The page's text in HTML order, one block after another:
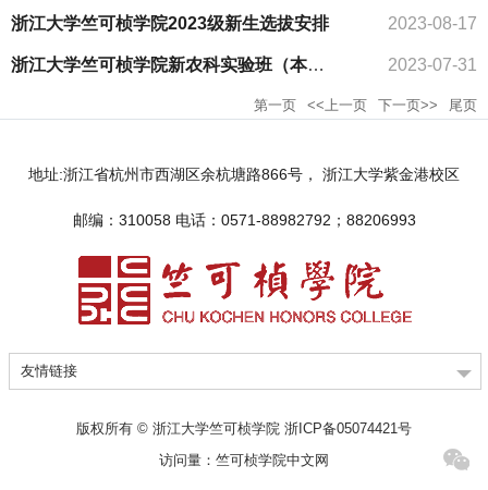
浙江大学竺可桢学院2023级新生选拔安排 2023-08-17
浙江大学竺可桢学院新农科实验班（本博贯通）2023年招生简章 2023-07-31
第一页 <<上一页 下一页>> 尾页
地址:浙江省杭州市西湖区余杭塘路866号， 浙江大学紫金港校区
邮编：310058 电话：0571-88982792；88206993
友情链接
版权所有 © 浙江大学竺可桢学院 浙ICP备05074421号
访问量： 竺可桢学院中文网